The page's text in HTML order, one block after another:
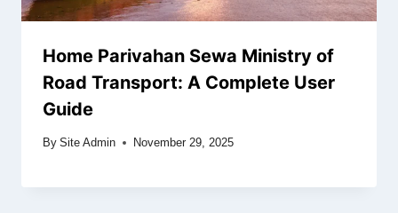
Home Parivahan Sewa Ministry of
Road Transport: A Complete User
Guide
By Site Admin November 29, 2025